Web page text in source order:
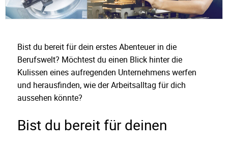
Bist du bereit für dein erstes Abenteuer in die
Berufswelt? Möchtest du einen Blick hinter die
Kulissen eines aufregenden Unternehmens werfen
und herausfinden, wie der Arbeitsalltag für dich
aussehen könnte?
Bist du bereit für deinen